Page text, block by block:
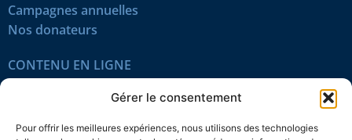
Gérer le consentement
Pour offrir les meilleures expériences, nous utilisons des technologies
Campagnes annuelles
Nos donateurs
CONTENU EN LIGNE
Tous les articles
Œuvres du mois